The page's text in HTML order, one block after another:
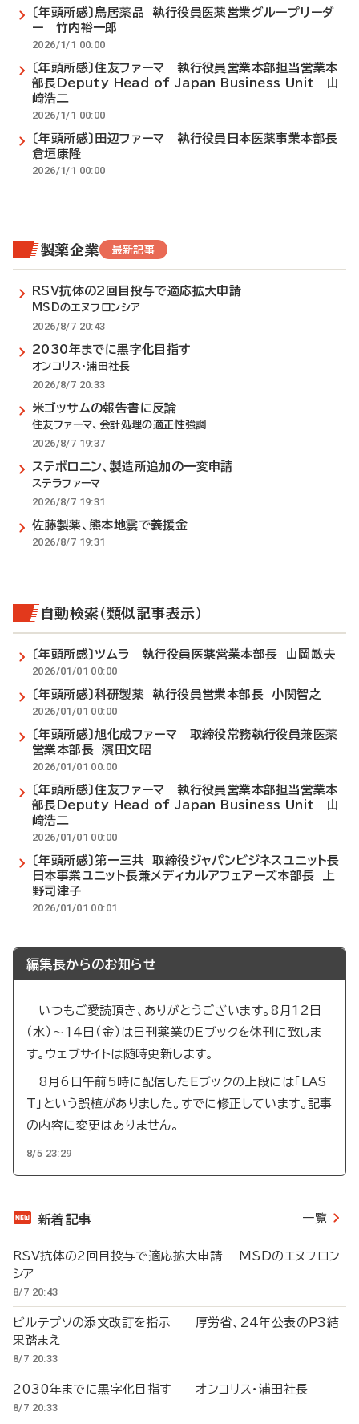
〔年頭所感〕鳥居薬品 執行役員医薬営業グループリーダ
ー 竹内裕一郎
2026/1/1 00:00
〔年頭所感〕住友ファーマ 執行役員営業本部担当営業本
部長Deputy Head of Japan Business Unit 山
崎浩二
2026/1/1 00:00
〔年頭所感〕田辺ファーマ 執行役員日本医薬事業本部長
倉垣康隆
2026/1/1 00:00
製薬企業 最新記事
RSV抗体の2回目投与で適応拡大申請
MSDのエヌフロンシア
2026/8/7 20:43
2030年までに黒字化目指す
オンコリス・浦田社長
2026/8/7 20:33
米ゴッサムの報告書に反論
住友ファーマ、会計処理の適正性強調
2026/8/7 19:37
ステボロニン、製造所追加の一変申請
ステラファーマ
2026/8/7 19:31
佐藤製薬、熊本地震で義援金
2026/8/7 19:31
自動検索（類似記事表示）
〔年頭所感〕ツムラ 執行役員医薬営業本部長 山岡敏夫
2026/01/01 00:00
〔年頭所感〕科研製薬 執行役員営業本部長 小関智之
2026/01/01 00:00
〔年頭所感〕旭化成ファーマ 取締役常務執行役員兼医薬
営業本部長 濱田文昭
2026/01/01 00:00
〔年頭所感〕住友ファーマ 執行役員営業本部担当営業本
部長Deputy Head of Japan Business Unit 山
崎浩二
2026/01/01 00:00
〔年頭所感〕第一三共 取締役ジャパンビジネスユニット長
日本事業ユニット長兼メディカルアフェアーズ本部長 上
野司津子
2026/01/01 00:01
編集長からのお知らせ
いつもご愛読頂き、ありがとうございます。8月12日
（水）～14日（金）は日刊薬業のEブックを休刊に致しま
す。ウェブサイトは随時更新します。
8月6日午前5時に配信したEブックの上段には「LAS
T」という誤植がありました。すでに修正しています。記事
の内容に変更はありません。
8/5 23:29
新着記事 一覧
RSV抗体の2回目投与で適応拡大申請 MSDのエヌフロン
シア
8/7 20:43
ビルテプソの添文改訂を指示 厚労省、24年公表のP3結
果踏まえ
8/7 20:33
2030年までに黒字化目指す オンコリス・浦田社長
8/7 20:33